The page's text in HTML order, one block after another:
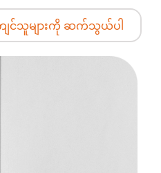
င်သူများကို ဆက်သွယ်ပါ